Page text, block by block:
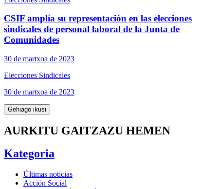
CSIF amplía su representación en las elecciones
sindicales de personal laboral de la Junta de
Comunidades
30 de martxoa de 2023
Elecciones Sindicales
30 de martxoa de 2023
Gehiago ikusi
AURKITU GAITZAZU HEMEN
Kategoria
Últimas noticias
Acción Social